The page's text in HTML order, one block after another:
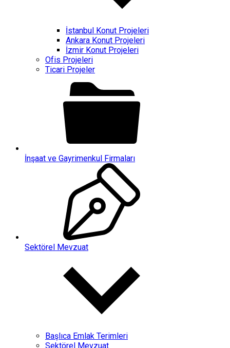
İstanbul Konut Projeleri
Ankara Konut Projeleri
İzmir Konut Projeleri
Ofis Projeleri
Ticari Projeler
İnşaat ve Gayrimenkul Firmaları
Sektörel Mevzuat
Başlıca Emlak Terimleri
Sektörel Mevzuat